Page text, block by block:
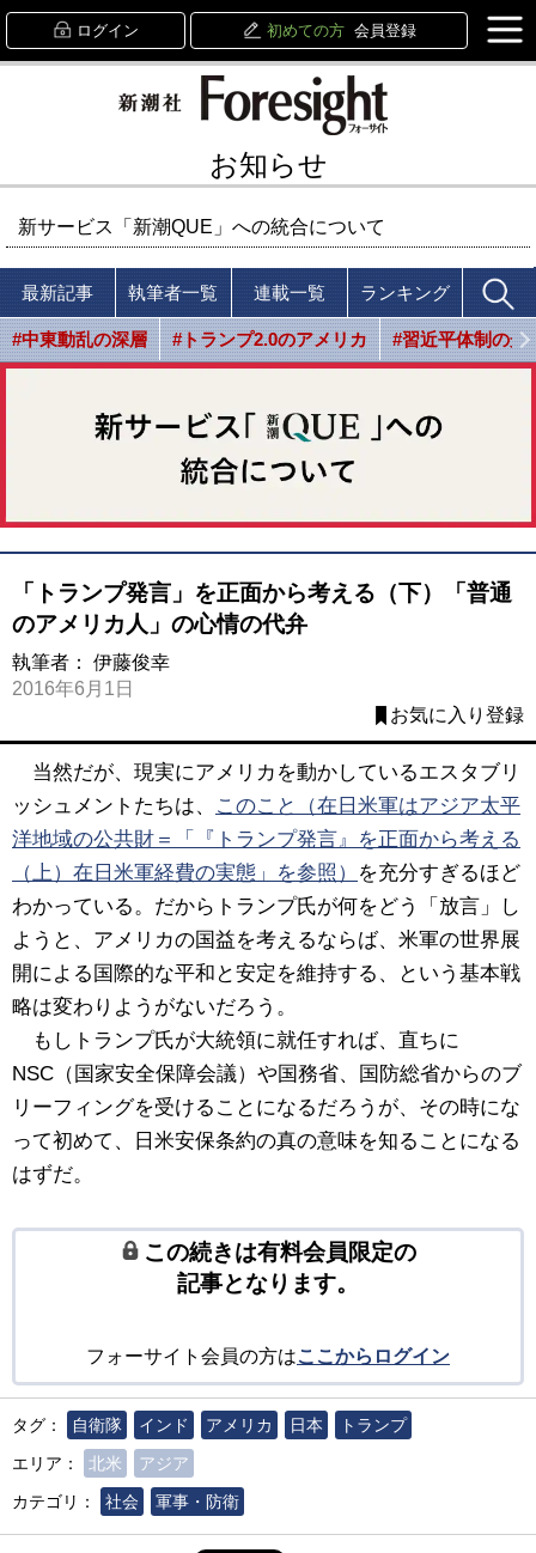
ログイン 初めての方 会員登録
お知らせ
新サービス「新潮QUE」への統合について
最新記事 執筆者一覧 連載一覧 ランキング
#中東動乱の深層 #トランプ2.0のアメリカ #習近平体制の光
「トランプ発言」を正面から考える（下）「普通
のアメリカ人」の心情の代弁
執筆者： 伊藤俊幸
2016年6月1日
お気に入り登録
当然だが、現実にアメリカを動かしているエスタブリ
ッシュメントたちは、
このこと（在日米軍はアジア太平
洋地域の公共財＝「『トランプ発言』を正面から考える
（上）在日米軍経費の実態」を参照）
を充分すぎるほど
わかっている。だからトランプ氏が何をどう「放言」し
ようと、アメリカの国益を考えるならば、米軍の世界展
開による国際的な平和と安定を維持する、という基本戦
略は変わりようがないだろう。
もしトランプ氏が大統領に就任すれば、直ちに
NSC（国家安全保障会議）や国務省、国防総省からのブ
リーフィングを受けることになるだろうが、その時にな
って初めて、日米安保条約の真の意味を知ることになる
はずだ。
この続きは有料会員限定の
記事となります。
フォーサイト会員の方はここからログイン
タグ： 自衛隊 インド アメリカ 日本
トランプ
エリア：
北米
アジア
カテゴリ：
社会 軍事・防衛